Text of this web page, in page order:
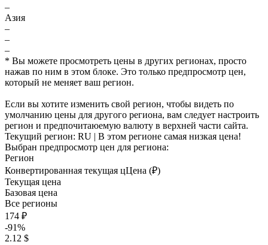
–
Азия
–
–
–
* Вы можете просмотреть цены в других регионах, просто
нажав по ним в этом блоке. Это только предпросмотр цен,
который не меняет ваш регион.
Если вы хотите изменить свой регион, чтобы видеть по
умолчанию цены для другого региона, вам следует настроить
регион и предпочитаюемую валюту в верхней части сайта.
Текущий регион: RU | В этом регионе самая низкая цена!
Выбран предпросмотр цен для региона:
Регион
Конвертированная текущая цЦена (₽)
Текущая цена
Базовая цена
Все регионы
174 ₽
-91%
2.12 $